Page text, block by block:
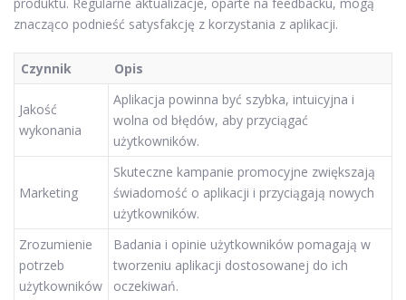
znacząco podnieść satysfakcję z korzystania z aplikacji.
Czynnik Opis
Jakość
wykonania
Aplikacja powinna być szybka, intuicyjna i
wolna od błędów, aby przyciągać
użytkowników.
Marketing
Skuteczne kampanie promocyjne zwiększają
świadomość o aplikacji i przyciągają nowych
użytkowników.
Zrozumienie
potrzeb
użytkowników
Badania i opinie użytkowników pomagają w
tworzeniu aplikacji dostosowanej do ich
oczekiwań.